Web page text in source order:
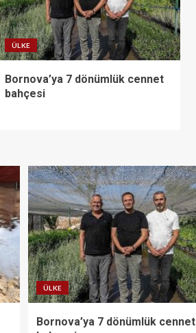
ÜLKE
Bornova’ya 7 dönümlük cennet
bahçesi
ÜLKE
Bornova’ya 7 dönümlük cennet